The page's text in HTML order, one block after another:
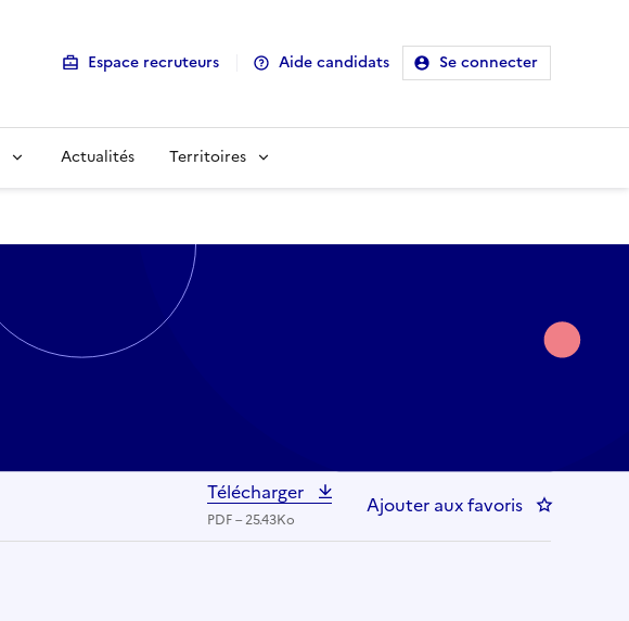
Espace recruteurs Aide candidats Se connecter
Actualités Territoires
Télécharger
PDF – 25.43Ko
Ajouter aux favoris :